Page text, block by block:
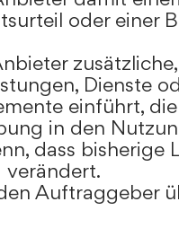
oder einer
Dienste
einführt,
in den
dass bisherige
Auftraggeber